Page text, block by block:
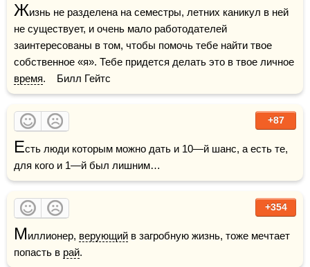
Жизнь не разделена на семестры, летних каникул в ней
не существует, и очень мало работодателей
заинтересованы в том, чтобы помочь тебе найти твое
время.    Билл Гейтс
+87
Есть люди которым можно дать и 10—й шанс, а есть те,
для кого и 1—й был лишним…
+354
Миллионер, верующий в загробную жизнь, тоже мечтает
попасть в рай.